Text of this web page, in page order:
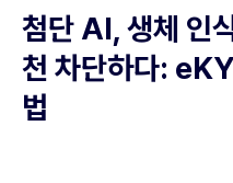
첨단 AI, 생체 인
천 차단하다:
법